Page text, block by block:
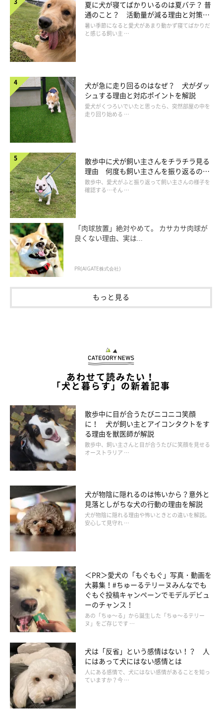
あご乗せ以外にもある！ 犬の「甘えたいサ
いぬのきもち投稿写真ギャラリー
ーー飼い主さんへのあご乗せは甘えの気持ちがあるようですが、
ほかに「甘えのサイン」としてはどのようなものがありますか？
獣医師：
などがあります。また、
いぬのきもち投稿写真ギャラリー
を乗せてくることがあるんですね！
もし愛犬があご乗せしてきたら、いっぱいナデナデしてあげてく
ださい♪
夏に犬が寝てばかりいるのは夏バテ？ 普
通のこと？ 活動量が減る理由と対策と
は
暑い季節になると愛犬があまり動かず寝てばかりだ
と感じる飼い主 …
犬が急に走り回るのはなぜ？ 犬がダッ
シュする理由と対応ポイントを解説
愛犬がくつろいでいたと思ったら、突然部屋の中を
走り回り始める …
散歩中に犬が飼い主さんをチラチラ見る
理由 何度も飼い主さんを振り返るのは
なぜ？
散歩中、愛犬がふと振り返って飼い主さんの様子を
確認する…そん …
「肉球放置」絶対やめて。 カサカサ肉球が
良くない理由、実は...
PR(AIGATE株式会社)
もっと見る
あわせて読みたい！
「犬と暮らす」の新着記事
散歩中に目が合うたびニコニコ笑顔
に！ 犬が飼い主とアイコンタクトをす
る理由を獣医師が解説
散歩中、飼い主さんと目が合うたびに笑顔を見せる
オーストラリア …
犬が物陰に隠れるのは怖いから？意外と
見落としがちな犬の行動の理由を解説
犬が物陰に隠れる理由や怖いときとの違いを解説。
安心して見守れ …
＜PR＞愛犬の「もぐもぐ」写真・動画を
大募集！#ちゅーるテリーヌみんなでも
ぐもぐ投稿キャンペーンでモデルデビュ
ーのチャンス！
あの「ちゅ～る」から誕生した「ちゅ～るテリー
ヌ」をご存じです …
犬は「反省」という感情はない！？ 人
にはあって犬にはない感情とは
人にある感情で、犬にはない感情があることを知っ
ていますか？今 …